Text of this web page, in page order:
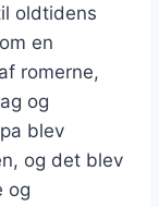
oldtidens
en
romerne,
og
blev
og det blev
og